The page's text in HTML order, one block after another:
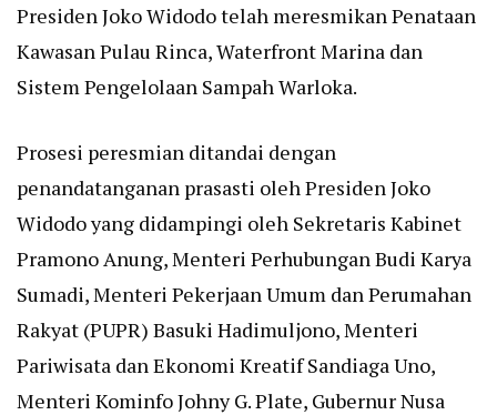
Presiden Joko Widodo telah meresmikan Penataan
Kawasan Pulau Rinca, Waterfront Marina dan
Sistem Pengelolaan Sampah Warloka.
Prosesi peresmian ditandai dengan
penandatanganan prasasti oleh Presiden Joko
Widodo yang didampingi oleh Sekretaris Kabinet
Pramono Anung, Menteri Perhubungan Budi Karya
Sumadi, Menteri Pekerjaan Umum dan Perumahan
Rakyat (PUPR) Basuki Hadimuljono, Menteri
Pariwisata dan Ekonomi Kreatif Sandiaga Uno,
Menteri Kominfo Johny G. Plate, Gubernur Nusa